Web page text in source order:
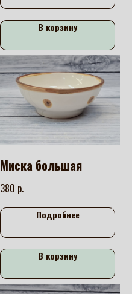
В корзину
Миска большая
380 р.
Подробнее
В корзину